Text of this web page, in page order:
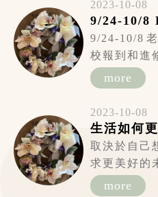
2023-10-08
9/24-10/8
校報到和進
more
2023-10-08
生活如何
取決於自己
求更美好的
花...more